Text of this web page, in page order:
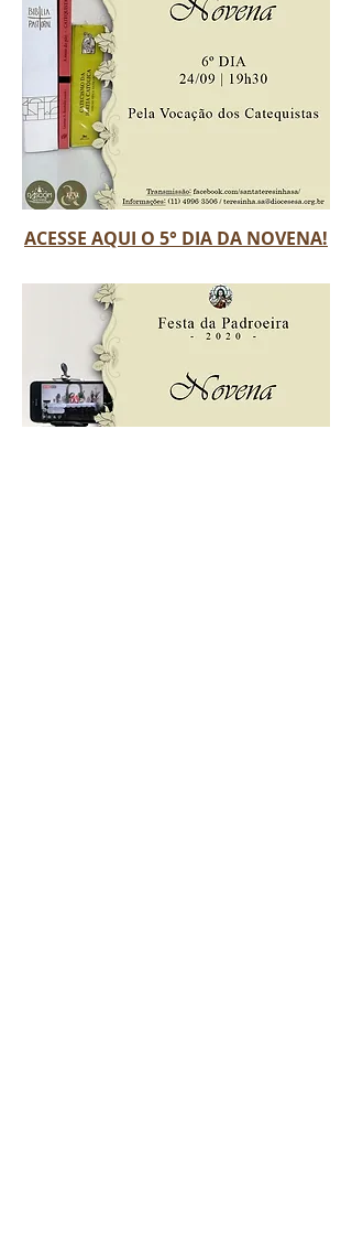
ACESSE AQUI O 5° DIA DA NOVENA!